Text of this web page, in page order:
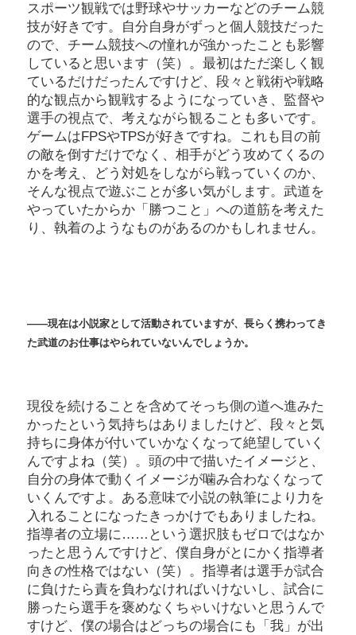
スポーツ観戦では野球やサッカーなどのチーム競
技が好きです。自分自身がずっと個人競技だった
ので、チーム競技への憧れが強かったことも影響
していると思います（笑）。最初はただ楽しく観
ているだけだったんですけど、段々と戦術や戦略
的な観点から観戦するようになっていき、監督や
選手の視点で、考えながら観ることも多いです。
ゲームはFPSやTPSが好きですね。これも目の前
の敵を倒すだけでなく、相手がどう攻めてくるの
かを考え、どう対処をしながら戦っていくのか、
そんな視点で遊ぶことが多い気がします。武道を
やっていたからか「勝つこと」への道筋を考えた
り、執着のようなものがあるのかもしれません。
――現在は小説家として活動されていますが、長らく携わってき
た武道のお仕事はやられていないんでしょうか。
現役を続けることを含めてそっち側の道へ進みた
かったという気持ちはありましたけど、段々と気
持ちに身体が付いていかなくなって絶望していく
んですよね（笑）。頭の中で描いたイメージと、
自分の身体で動くイメージが噛み合わなくなって
いくんですよ。ある意味で小説の執筆により力を
入れることになったきっかけでもありましたね。
指導者の立場に……という選択肢もゼロではなか
ったと思うんですけど、僕自身がとにかく指導者
向きの性格ではない（笑）。指導者は選手が試合
に負けたら責を負わなければいけないし、試合に
勝ったら選手を褒めなくちゃいけないと思うんで
すけど、僕の場合はどっちの場合にも「我」が出